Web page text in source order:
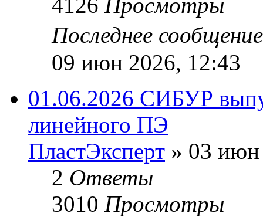
Последнее
09 июн 2026, 12:43
01.06.2026 СИБУР
линейного ПЭ
ПластЭксперт » 03 июн
2 Ответы
3010 Просмотры